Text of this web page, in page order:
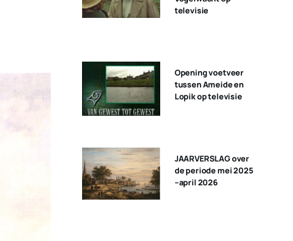
televisie
Opening voetveer
tussen Ameide en
Lopik op televisie
JAARVERSLAG over
de periode mei 2025
–april 2026